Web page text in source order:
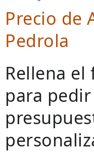
Precio de
Pedrola
Rellena
para